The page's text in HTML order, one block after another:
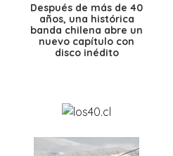
Después de más de 40
años, una histórica
banda chilena abre un
nuevo capítulo con
disco inédito